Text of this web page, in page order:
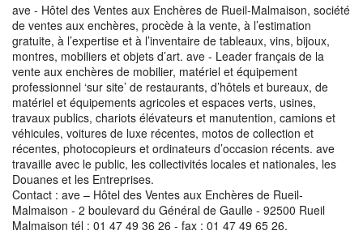
ave - Hôtel des Ventes aux Enchères de Rueil-Malmaison, société
de ventes aux enchères, procède à la vente, à l’estimation
gratuite, à l’expertise et à l’inventaire de tableaux, vins, bijoux,
montres, mobiliers et objets d’art. ave - Leader français de la
vente aux enchères de mobilier, matériel et équipement
professionnel ‘sur site’ de restaurants, d’hôtels et bureaux, de
matériel et équipements agricoles et espaces verts, usines,
travaux publics, chariots élévateurs et manutention, camions et
véhicules, voitures de luxe récentes, motos de collection et
récentes, photocopieurs et ordinateurs d’occasion récents. ave
travaille avec le public, les collectivités locales et nationales, les
Douanes et les Entreprises.
Contact : ave – Hôtel des Ventes aux Enchères de Rueil-
Malmaison - 2 boulevard du Général de Gaulle - 92500 Rueil
Malmaison tél : 01 47 49 36 26 - fax : 01 47 49 65 26.